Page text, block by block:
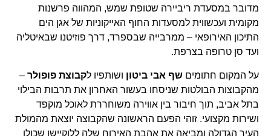
מדובר במסעדת ריביירה שטופת שמש, המהווה פרשנות
מקומית ועכשווית למסעדות החוף האייקוניות של אגן הים
התיכון האירופאי – ממרבייה שבספרד, דרך פוזיטנו שבאיטליה
ועד סן טרופה בצרפת.
על המקום חתומיםשף אבי ביטוןושותפיו לקבוצת פופולר–
מהקבוצות הבולטות שניסחו בעשור האחרון את תרבות הבילוי
בתל אביב, תוך חיבור בין אווירה משוחררת לאוכל מוקפד
ושירות מקצועי. זוהי הפעם הראשונה שהקבוצה יוצאת מהמולת
העיר הגדולה ומביאה את אהבת האירוח שלה ללוקיישן שכולו